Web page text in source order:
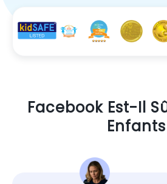
Facebook Est-Il
Enfants